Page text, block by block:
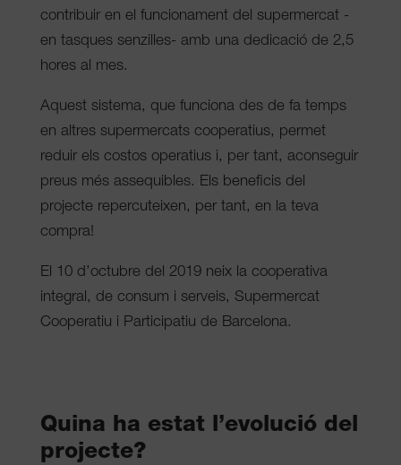
contribuir en el funcionament del supermercat -
en tasques senzilles- amb una dedicació de 2,5
hores al mes.
Aquest sistema, que funciona des de fa temps
en altres supermercats cooperatius, permet
reduir els costos operatius i, per tant, aconseguir
preus més assequibles. Els beneficis del
projecte repercuteixen, per tant, en la teva
compra!
El 10 d’octubre del 2019 neix la cooperativa
integral, de consum i serveis, Supermercat
Cooperatiu i Participatiu de Barcelona.
Quina ha estat l’evolució del
projecte?